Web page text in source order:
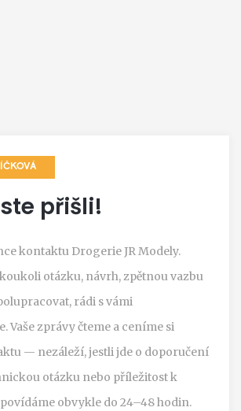
přišli!
kontaktu Drogerie JR Modely.
otázku, návrh, zpětnou vazbu
rádi s vámi
Vaše zprávy čteme a ceníme si
— nezáleží, jestli jde o doporučení
otázku nebo příležitost k
obvykle do 24–48 hodin.